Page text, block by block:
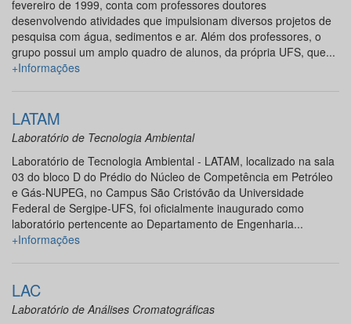
fevereiro de 1999, conta com professores doutores
desenvolvendo atividades que impulsionam diversos projetos de
pesquisa com água, sedimentos e ar. Além dos professores, o
grupo possui um amplo quadro de alunos, da própria UFS, que...
+Informações
LATAM
Laboratório de Tecnologia Ambiental
Laboratório de Tecnologia Ambiental - LATAM, localizado na sala
03 do bloco D do Prédio do Núcleo de Competência em Petróleo
e Gás-NUPEG, no Campus São Cristóvão da Universidade
Federal de Sergipe-UFS, foi oficialmente inaugurado como
laboratório pertencente ao Departamento de Engenharia...
+Informações
LAC
Laboratório de Análises Cromatográficas